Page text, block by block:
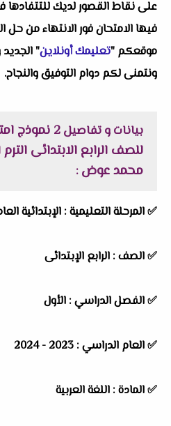
على نقاط القصور لديك للتتفادها
فيها الامتحان فور الانتهاء من حل
موقعكم "تعليمك أونلاين"
ونتمنى لكم دوام التوفيق والنجاح.
بيانات و تفاصيل
2 نموذج
محمد عوض:
✅المرحلة التعليمية : الإبتدائية
✅الصف : الرابع الإبتدائى
✅الفصل الدراسي : الأول
✅العام الدراسي :
✅المادة : اللغة العربية